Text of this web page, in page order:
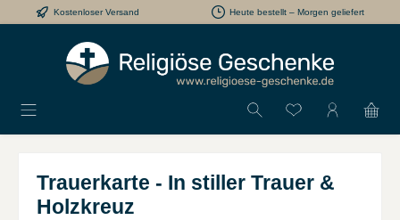
Zum Hauptinhalt springen
Kostenloser Versand Heute bestellt – Morgen geliefert
Du hast 0
Trauerkarte - In stiller Trauer &
Holzkreuz